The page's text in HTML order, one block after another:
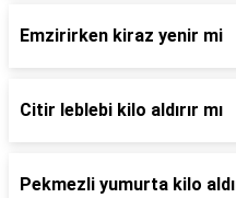
Emzirirken kiraz yenir mi
Citir leblebi kilo aldırır mı
Pekmezli yumurta kilo